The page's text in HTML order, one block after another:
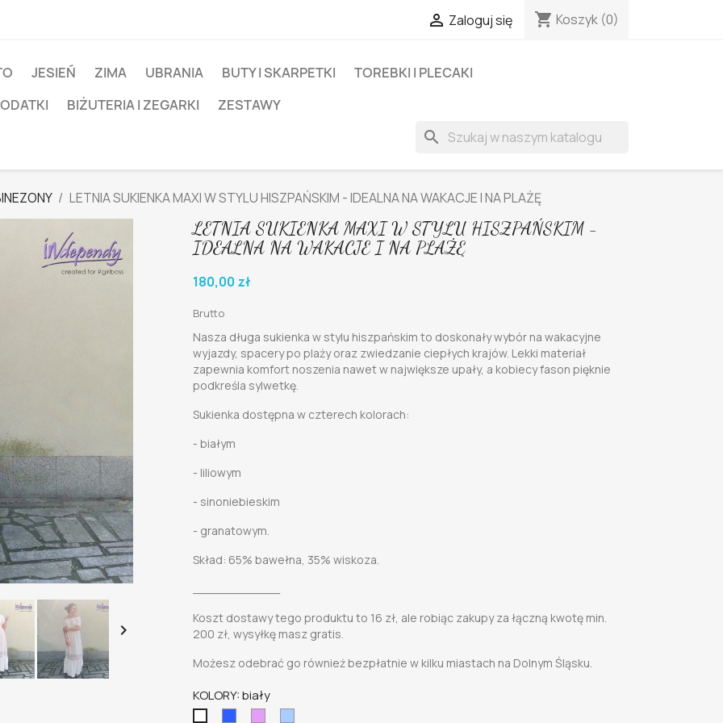
 Zaloguj się shopping_cart Koszyk (0)
JESIEŃ ZIMA UBRANIA BUTY I SKARPETKI
TOREBKI I PLECAKI
BIŻUTERIA I ZEGARKI ZESTAWY
search
LETNIA SUKIENKA MAXI W STYLU HISZPAŃSKIM - IDEALNA NA WAKACJE I NA PLAŻĘ

LETNIA SUKIENKA MAXI W STYLU HISZPAŃSKIM -
IDEALNA NA WAKACJE I NA PLAŻĘ
180,00 zł
Brutto
Nasza długa sukienka w stylu hiszpańskim to doskonały wybór na wakacyjne
wyjazdy, spacery po plaży oraz zwiedzanie ciepłych krajów. Lekki materiał
zapewnia komfort noszenia nawet w największe upały, a kobiecy fason pięknie
podkreśla sylwetkę.
Sukienka dostępna w czterech kolorach:
- białym
- liliowym
- sinoniebieskim
- granatowym.
Skład: 65% bawełna, 35% wiskoza.
Koszt dostawy tego produktu to 16 zł, ale robiąc zakupy za łączną kwotę min.
200 zł, wysyłkę masz gratis.
Możesz odebrać go również bezpłatnie w kilku miastach na Dolnym Śląsku.
KOLORY: biały